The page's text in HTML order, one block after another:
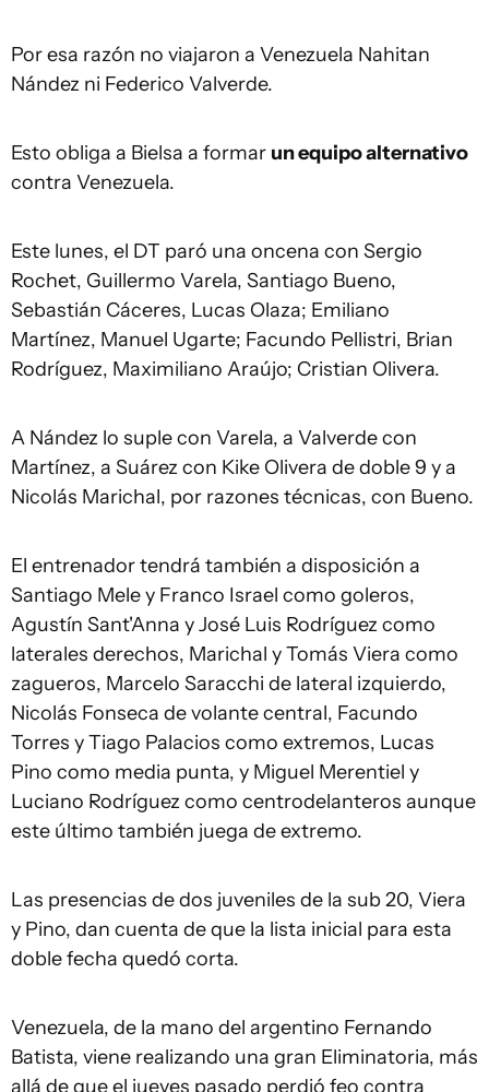
Por esa razón no viajaron a Venezuela Nahitan
Nández ni Federico Valverde.
Esto obliga a Bielsa a formar un equipo alternativo
contra Venezuela.
Este lunes, el DT paró una oncena con Sergio
Rochet, Guillermo Varela, Santiago Bueno,
Sebastián Cáceres, Lucas Olaza; Emiliano
Martínez, Manuel Ugarte; Facundo Pellistri, Brian
Rodríguez, Maximiliano Araújo; Cristian Olivera.
A Nández lo suple con Varela, a Valverde con
Martínez, a Suárez con Kike Olivera de doble 9 y a
Nicolás Marichal, por razones técnicas, con Bueno.
El entrenador tendrá también a disposición a
Santiago Mele y Franco Israel como goleros,
Agustín Sant'Anna y José Luis Rodríguez como
laterales derechos, Marichal y Tomás Viera como
zagueros, Marcelo Saracchi de lateral izquierdo,
Nicolás Fonseca de volante central, Facundo
Torres y Tiago Palacios como extremos, Lucas
Pino como media punta, y Miguel Merentiel y
Luciano Rodríguez como centrodelanteros aunque
este último también juega de extremo.
Las presencias de dos juveniles de la sub 20, Viera
y Pino, dan cuenta de que la lista inicial para esta
doble fecha quedó corta.
Venezuela, de la mano del argentino Fernando
Batista, viene realizando una gran Eliminatoria, más
allá de que el jueves pasado perdió feo contra